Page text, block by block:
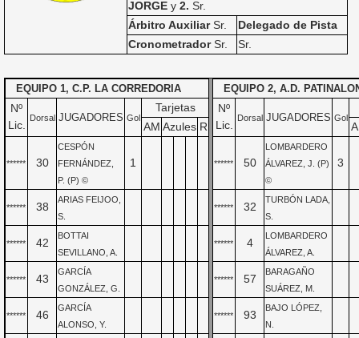
JORGE y2. Sr.
Árbitro AuxiliarSr.
Delegado de Pista
CronometradorSr. Sr.
EQUIPO 1, C.P. LA CORREDORIA
Nº
Lic.
Dorsal JUGADORES Gol
Tarjetas
AM Azules R
****** 30
CESPÓN
FERNÁNDEZ,
P. (P) ©
1
****** 38
ARIAS FEIJOO,
S.
****** 42
BOTTAI
SEVILLANO, A.
****** 43
GARCÍA
GONZÁLEZ, G.
****** 46
GARCÍA
ALONSO, Y.
EQUIPO 2, A.D.
Nº
Lic.
Dorsal JUGADORES Gol
****** 50
LOMBARDERO
ÁLVAREZ, J. (P)
©
3
****** 32
TURBÓN LADA,
S.
****** 4
LOMBARDERO
ÁLVAREZ, A.
****** 57
BARAGAÑO
SUÁREZ, M.
****** 93
BAJO LÓPEZ,
N.